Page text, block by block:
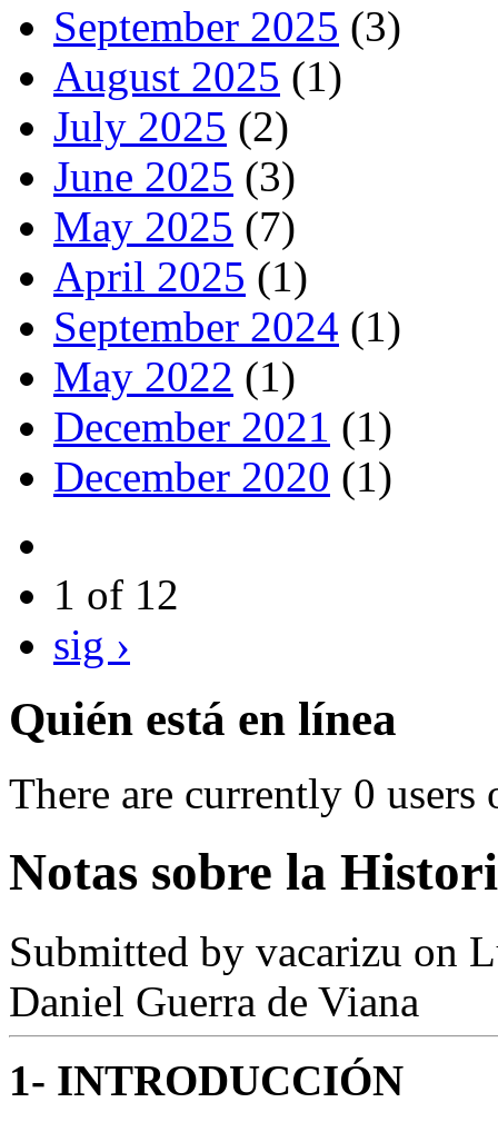
September 2025 (3)
August 2025 (1)
July 2025 (2)
June 2025 (3)
May 2025 (7)
April 2025 (1)
September 2024 (1)
May 2022 (1)
December 2021 (1)
December 2020 (1)
1 of 12
sig ›
Quién está en línea
There are currently 0 users
Notas sobre la
Submitted by vacarizu on
Daniel Guerra de Viana
1- INTRODUCCIÓN